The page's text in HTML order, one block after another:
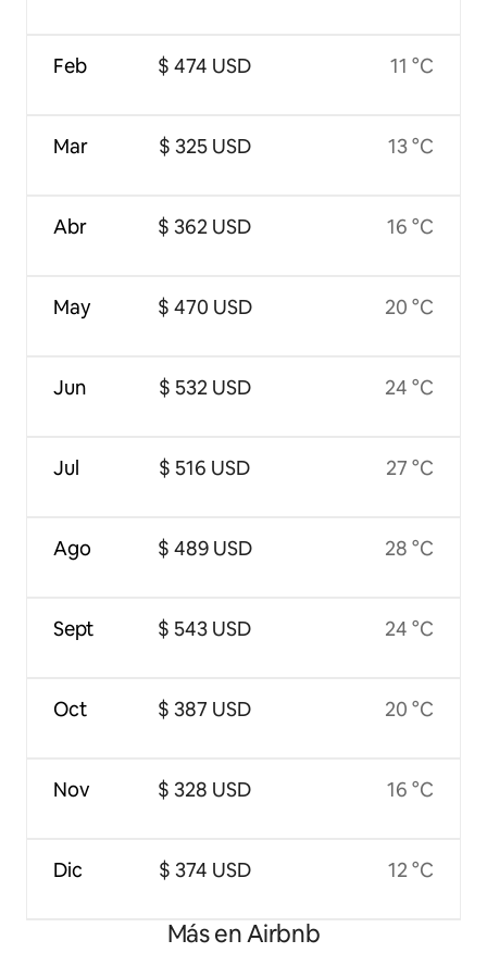
Feb
Mar
Abr
May
Jun
Jul
Ago
Sept
Oct
Nov
Dic
$ 474 USD
$ 325 USD
$ 362 USD
$ 470 USD
$ 532 USD
$ 516 USD
$ 489 USD
$ 543 USD
$ 387 USD
$ 328 USD
$ 374 USD
11 °C
13 °C
16 °C
20 °C
24 °C
27 °C
28 °C
24 °C
20 °C
16 °C
12 °C
Más en Airbnb